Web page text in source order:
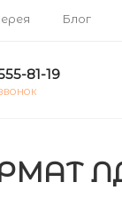
Блог
81-19